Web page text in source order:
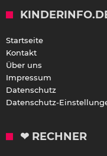
Startseite
Kontakt
Über uns
Impressum
Datenschutz
Datenschutz-
❤ RECHNER